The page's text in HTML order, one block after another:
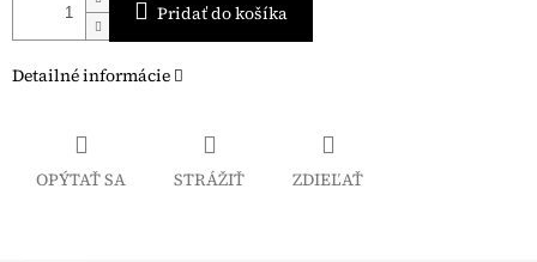
Pridať do košíka
Detailné informácie
OPÝTAŤ SA STRÁŽIŤ ZDIEĽAŤ